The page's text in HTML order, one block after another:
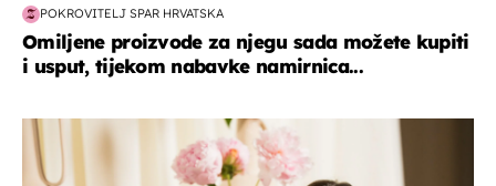
POKROVITELJ SPAR HRVATSKA
Omiljene proizvode za njegu sada možete kupiti
i usput, tijekom nabavke namirnica...
moda & ljepota